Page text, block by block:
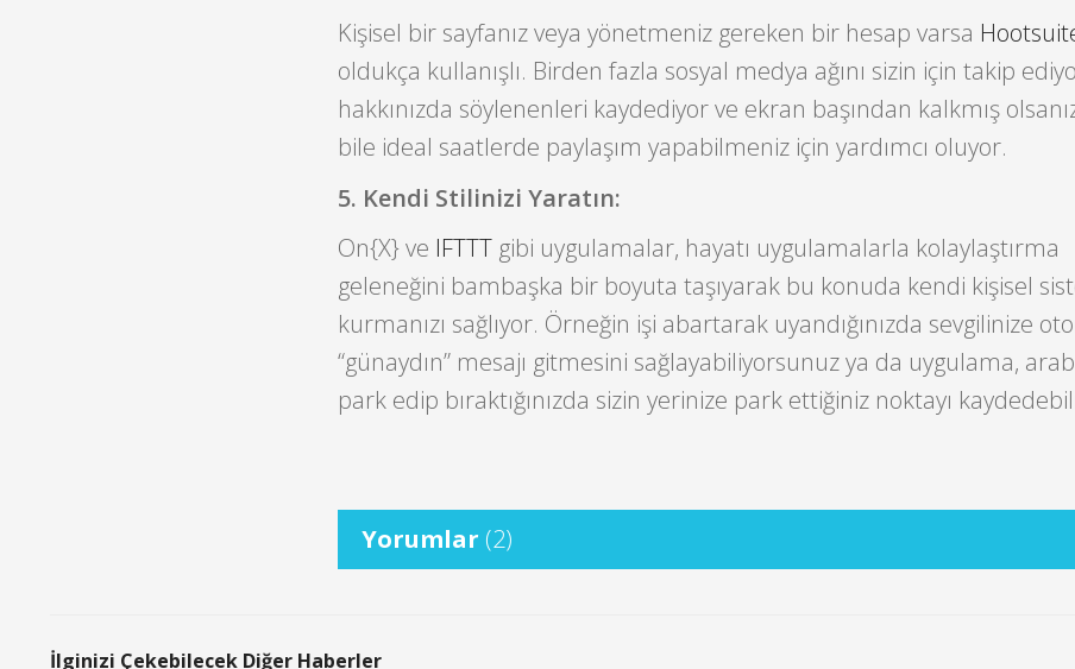
Kişisel bir sayfanız veya yönetmeniz gereken bir hesap varsa
oldukça kullanışlı. Birden fazla sosyal medya ağını sizin için takip
hakkınızda söylenenleri kaydediyor ve ekran başından kalkmış
bile ideal saatlerde paylaşım yapabilmeniz için yardımcı oluyor.
5. Kendi Stilinizi Yaratın:
On{X} ve IFTTTgibi uygulamalar, hayatı uygulamalarla kolaylaştırma
geleneğini bambaşka bir boyuta taşıyarak bu konuda kendi kişisel
kurmanızı sağlıyor. Örneğin işi abartarak uyandığınızda sevgilinize
“günaydın” mesajı gitmesini sağlayabiliyorsunuz ya da uygulama,
park edip bıraktığınızda sizin yerinize park ettiğiniz noktayı
Yorumlar (2)
İlginizi Çekebilecek Diğer Haberler